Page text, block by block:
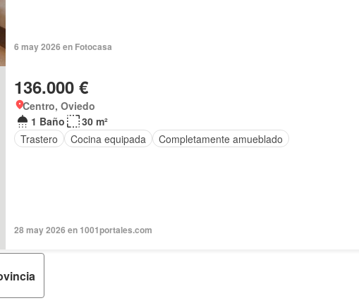
6 may 2026 en Fotocasa
136.000 €
Centro, Oviedo
1 Baño
30 m²
Trastero
Cocina equipada Completamente amueblado
28 may 2026 en 1001portales.com